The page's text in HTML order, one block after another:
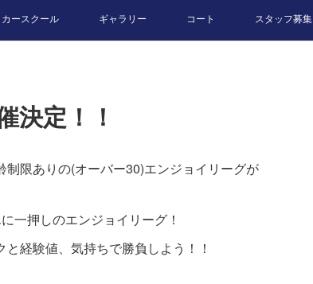
カースクール ギャラリー コート スタッフ募集
決定！！
限ありの(オーバー30)エンジョイリーグが
一押しのエンジョイリーグ！
経験値、気持ちで勝負しよう！！